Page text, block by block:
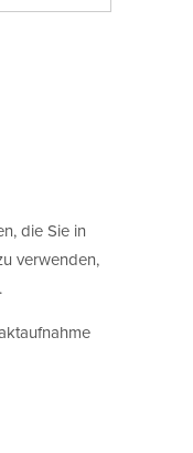
die Sie in
verwenden,